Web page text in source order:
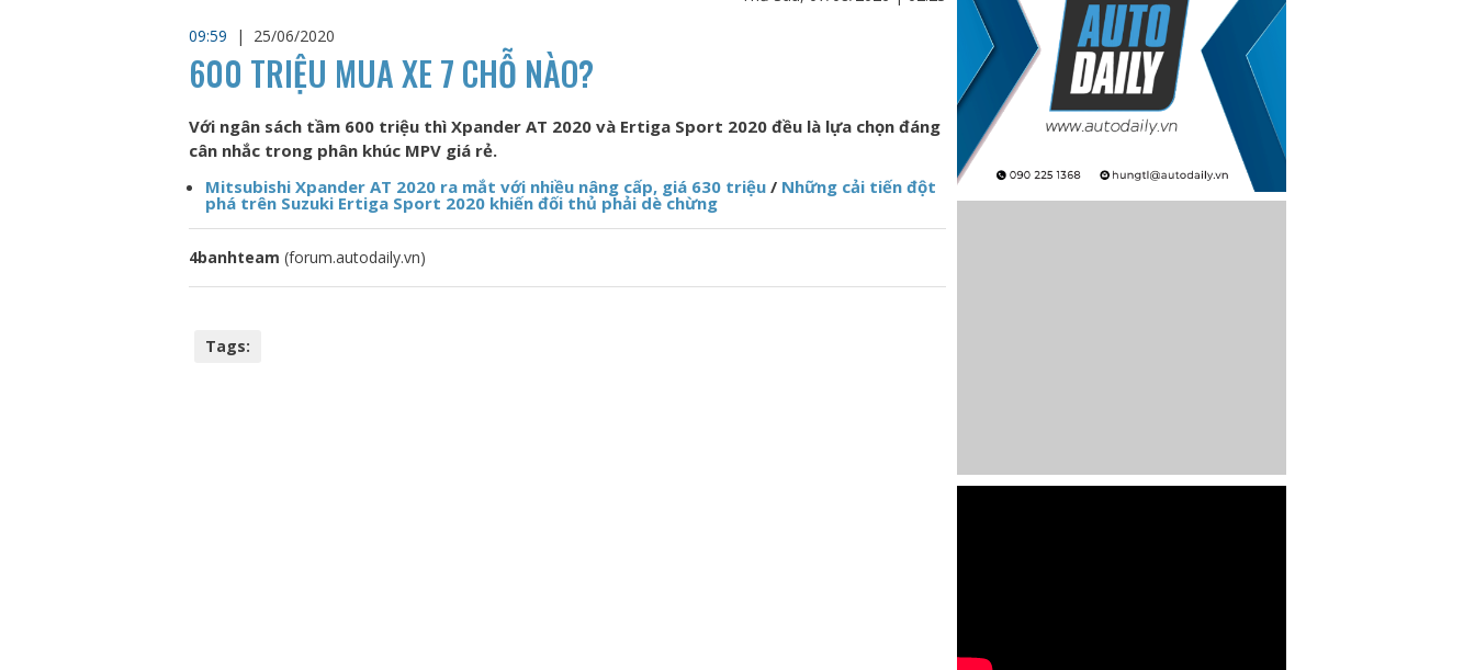
09:59
| 25/06/2020
600 TRIỆU MUA XE 7 CHỖ NÀO?
Với ngân sách tầm 600 triệu thì Xpander AT 2020 và Ertiga Sport 2020 đều là lựa chọn đáng
cân nhắc trong phân khúc MPV giá rẻ.
Mitsubishi Xpander AT 2020 ra mắt với nhiều nâng cấp, giá 630 triệu / Những cải tiến đột
phá trên Suzuki Ertiga Sport 2020 khiến đối thủ phải dè chừng
4banhteam (forum.autodaily.vn)
Tags: